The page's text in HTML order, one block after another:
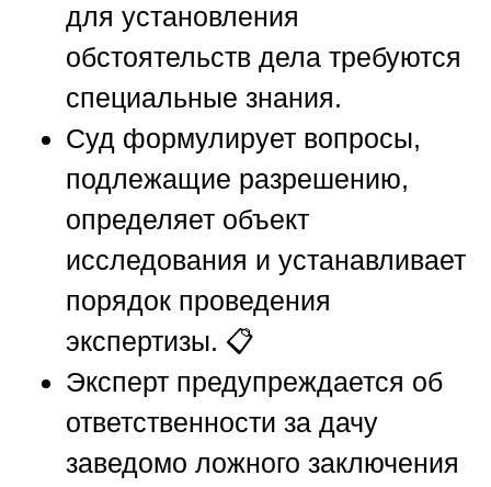
для установления
обстоятельств дела требуются
специальные знания.
Суд формулирует вопросы,
подлежащие разрешению,
определяет объект
исследования и устанавливает
порядок проведения
экспертизы. 📋
Эксперт предупреждается об
ответственности за дачу
заведомо ложного заключения